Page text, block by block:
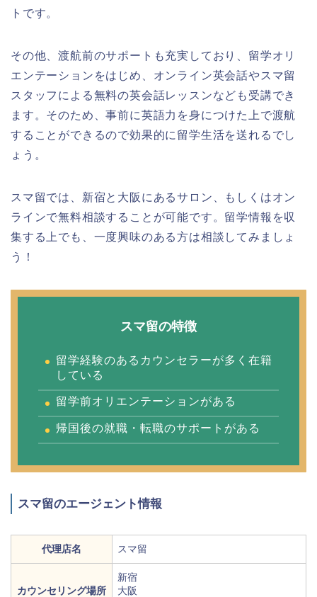
トです。
その他、渡航前のサポートも充実しており、留学オリ
エンテーションをはじめ、オンライン英会話やスマ留
スタッフによる無料の英会話レッスンなども受講でき
ます。そのため、事前に英語力を身につけた上で渡航
することができるので効果的に留学生活を送れるでし
ょう。
スマ留では、新宿と大阪にあるサロン、もしくはオン
ラインで無料相談することが可能です。留学情報を収
集する上でも、一度興味のある方は相談してみましょ
う！
スマ留の特徴
留学経験のあるカウンセラーが多く在籍
している
留学前オリエンテーションがある
帰国後の就職・転職のサポートがある
スマ留のエージェント情報
代理店名 スマ留
カウンセリング場所
新宿
大阪